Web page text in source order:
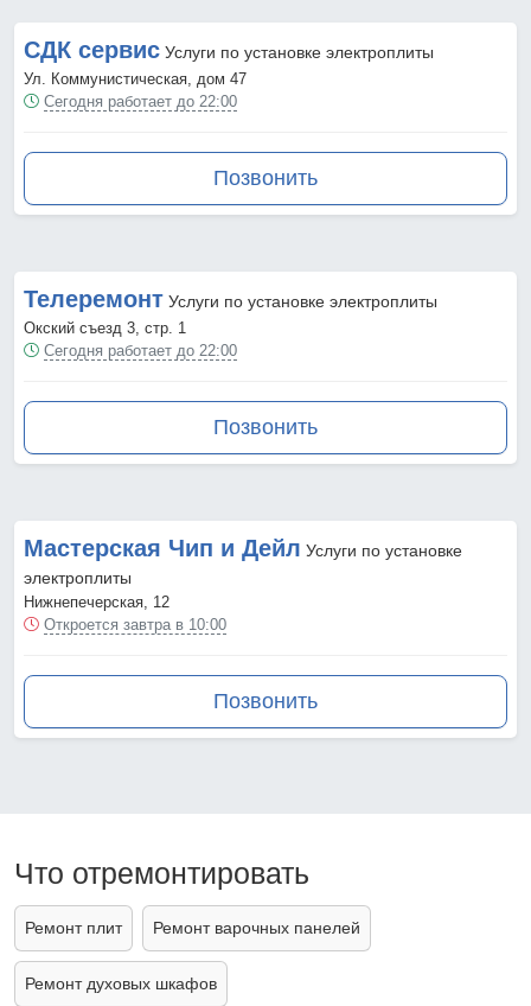
СДК сервис Услуги по установке электроплиты
Ул. Коммунистическая, дом 47
Сегодня работает до 22:00
Позвонить
Телеремонт Услуги по установке электроплиты
Окский съезд 3, стр. 1
Сегодня работает до 22:00
Позвонить
Мастерская Чип и Дейл Услуги по установке
электроплиты
Нижнепечерская, 12
Откроется завтра в 10:00
Позвонить
Что отремонтировать
Ремонт плит Ремонт варочных панелей
Ремонт духовых шкафов